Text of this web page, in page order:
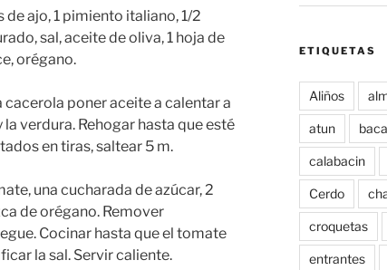
de ajo, 1 pimiento italiano, 1/2
sal, aceite de oliva, 1 hoja de
orégano.
cacerola poner aceite a calentar a
verdura. Rehogar hasta que esté
en tiras, saltear 5 m.
una cucharada de azúcar, 2
de orégano. Remover
Cocinar hasta que el tomate
la sal. Servir caliente.
ETIQUETAS
Aliños
atun
calabacin
Cerdo
croquetas
entrantes